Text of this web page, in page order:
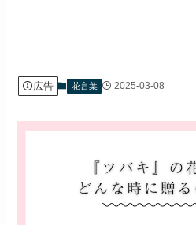
広告 花言葉 2025-03-08